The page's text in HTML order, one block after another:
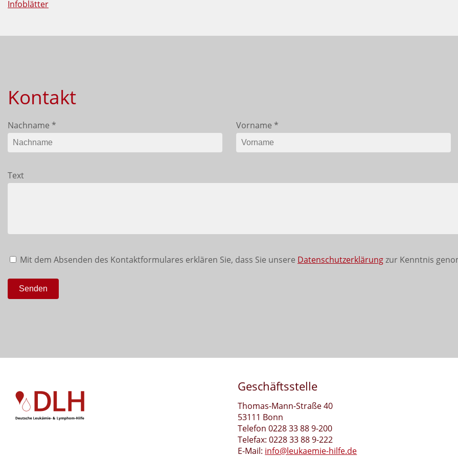
Infoblätter
Kontakt
Nachname * Vorname *
Text
Mit dem Absenden des Kontaktformulares erklären Sie, dass Sie unsere Datenschutzerklärungzur Kenntnis
Senden
Geschäftsstelle
Thomas-Mann-Straße 40
53111 Bonn
Telefon 0228 33 88 9-200
Telefax: 0228 33 88 9-222
E-Mail: info@leukaemie-hilfe.de